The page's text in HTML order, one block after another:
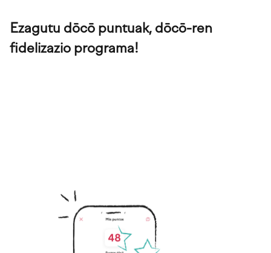
Ezagutu dōcō puntuak, dōcō-ren
fidelizazio programa!